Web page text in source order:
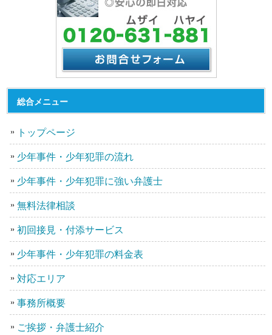
総合メニュー
トップページ
少年事件・少年犯罪の流れ
少年事件・少年犯罪に強い弁護士
無料法律相談
初回接見・付添サービス
少年事件・少年犯罪の料金表
対応エリア
事務所概要
ご挨拶・弁護士紹介